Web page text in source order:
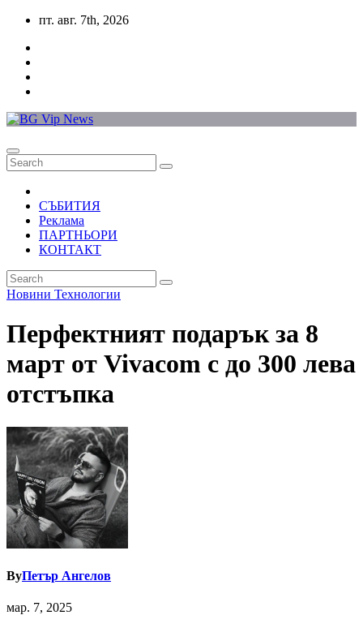
Skip
content
пт. авг. 7th, 2026
СЪБИТИЯ
Реклама
ПАРТНЬОРИ
КОНТАКТ
Новини Технологии
Перфектният подарък за 8
март от Vivacom с до 300 лева
отстъпка
ByПетър Ангелов
мар. 7, 2025